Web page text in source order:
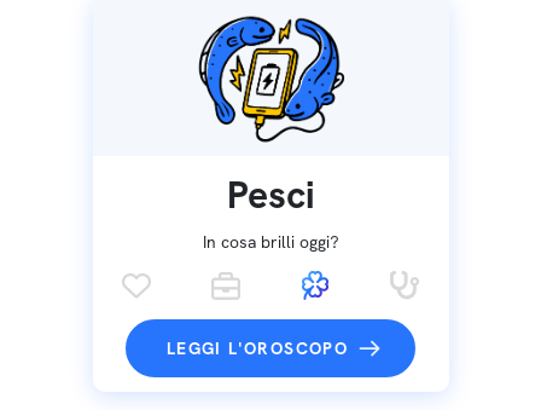
Pesci
In cosa brilli oggi?
LEGGI L'OROSCOPO